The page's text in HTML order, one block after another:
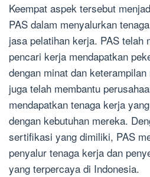
Keempat aspek tersebut
PAS dalam menyalurkan
jasa pelatihan kerja. PAS telah
pencari kerja mendapatkan
dengan minat dan
juga telah membantu
mendapatkan tenaga kerja
dengan kebutuhan mereka.
sertifikasi yang dimiliki, PAS
penyalur tenaga kerja dan
yang terpercaya di Indonesia.